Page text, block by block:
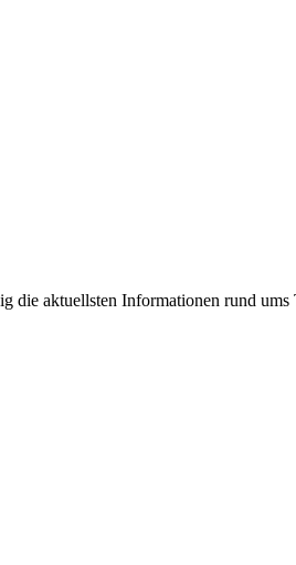
die aktuellsten Informationen rund